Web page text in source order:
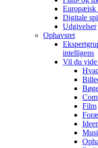
Europæisk
Digitale
Udgivelser
Ophavsret
intelligens
Vil du vide
Film